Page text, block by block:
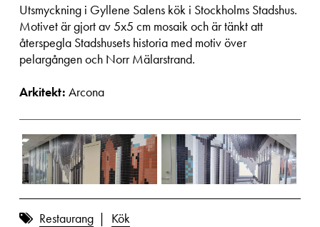
Utsmyckning i Gyllene Salens kök i Stockholms Stadshus.
Motivet är gjort av 5x5 cm mosaik och är tänkt att
återspegla Stadshusets historia med motiv över
pelargången och Norr Mälarstrand.
Arkitekt: Arcona
Restaurang Kök